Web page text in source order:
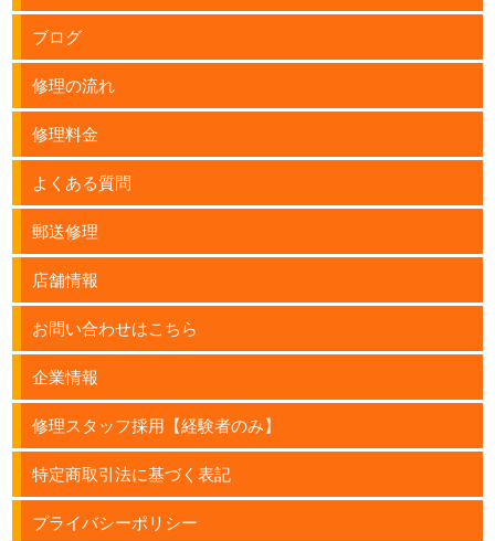
ブログ
修理の流れ
修理料金
よくある質問
郵送修理
店舗情報
お問い合わせはこちら
企業情報
修理スタッフ採用【経験者のみ】
特定商取引法に基づく表記
プライバシーポリシー